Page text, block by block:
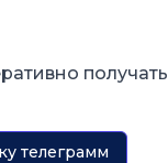
телеграмм